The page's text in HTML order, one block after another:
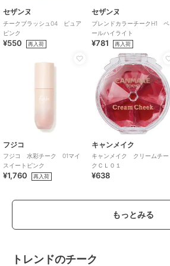
セザンヌ
チークブラッシュ04 ピュア
ピンク
¥550 再入荷
セザンヌ
ブレンドカラーチークH1 ペ
ールハイライト
¥781 再入荷
フジコ
フジコ 水彩チーク 01マイ
スイートピンク
¥1,760 再入荷
キャンメイク
キャンメイク クリームチー
クＣＬ０１
¥638
もっとみる
トレンドのチーク